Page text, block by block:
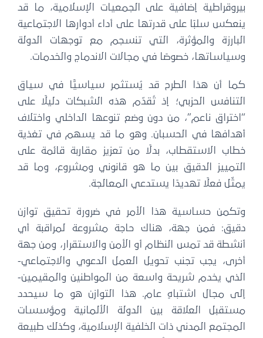
بيروقراطية إضافية على الجمعيات الإسلامية، ما قد
ينعكس سلبًا على قدرتها على أداء أدوارها الاجتماعية
البارزة والمؤثرة، التي تنسجم مع توجهات الدولة
وسياساتها، خصوصًا في مجالات الاندماج والخدمات.
كما أن هذا الطرح قد يُستثمر سياسيًّا في سياق
التنافس الحزبي؛ إذ تُقدّم هذه الشبكات دليلًا على
“اختراق ناعم”، من دون وضع تنوعها الداخلي واختلاف
أهدافها في الحسبان. وهو ما قد يسهم في تغذية
خطاب الاستقطاب، بدلًا من تعزيز مقاربة قائمة على
التمييز الدقيق بين ما هو قانوني ومشروع، وما قد
يمثّل فعلًا تهديدًا يستدعي المعالجة.
وتكمن حساسية هذا الأمر في ضرورة تحقيق توازن
دقيق: فمن جهة، هناك حاجة مشروعة لمراقبة أي
أنشطة قد تمس النظام أو الأمن والاستقرار، ومن جهة
أخرى، يجب تجنب تحويل العمل الدعوي والاجتماعي-
الذي يخدم شريحة واسعة من المواطنين والمقيمين-
إلى مجال اشتباهٍ عام. هذا التوازن هو ما سيحدد
مستقبل العلاقة بين الدولة الألمانية ومؤسسات
المجتمع المدني ذات الخلفية الإسلامية، وكذلك طبيعة